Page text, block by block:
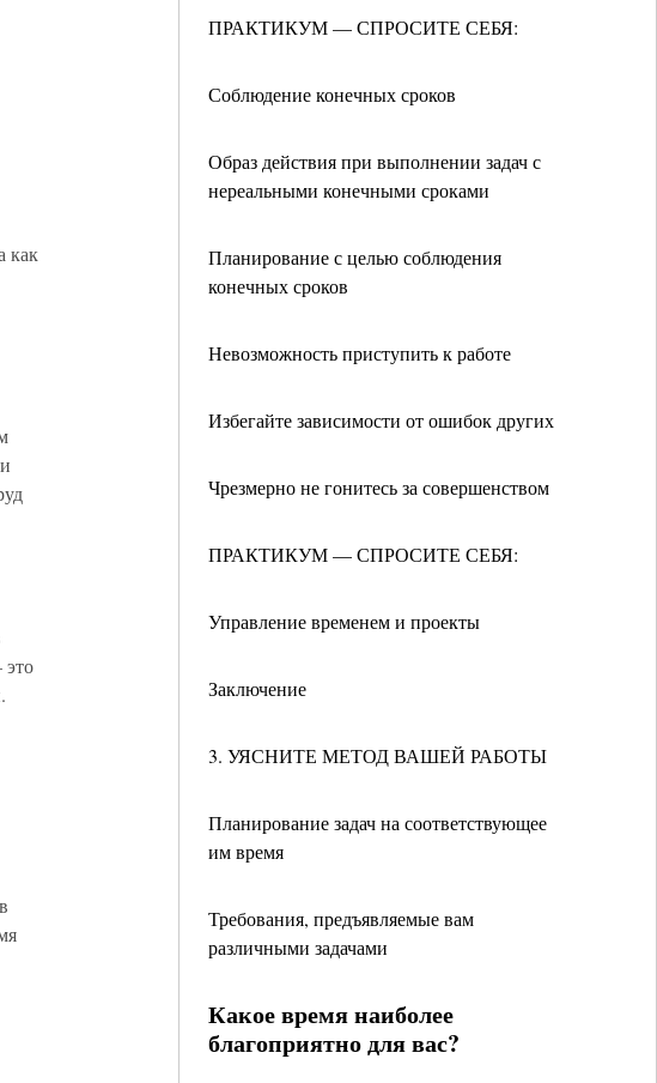
ПРАКТИКУМ — СПРОСИТЕ СЕБЯ:
Соблюдение конечных сроков
Образ действия при выполнении задач с
нереальными конечными сроками
Планирование с целью соблюдения
конечных сроков
Невозможность приступить к работе
Избегайте зависимости от ошибок других
Чрезмерно не гонитесь за совершенством
ПРАКТИКУМ — СПРОСИТЕ СЕБЯ:
Управление временем и проекты
Заключение
3. УЯСНИТЕ МЕТОД ВАШЕЙ РАБОТЫ
Планирование задач на соответствующее
им время
Требования, предъявляемые вам
различными задачами
Какое время наиболее
благоприятно для вас?
как